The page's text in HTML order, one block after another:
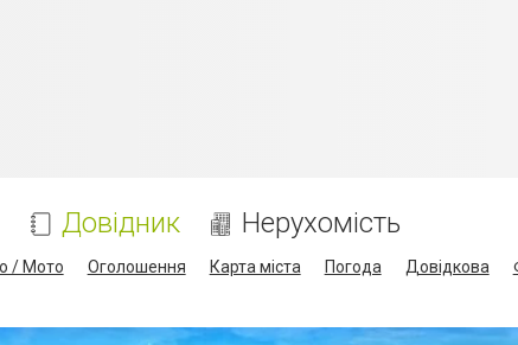
Довідник Нерухомість
/ Мото Оголошення Карта міста Погода Довідкова